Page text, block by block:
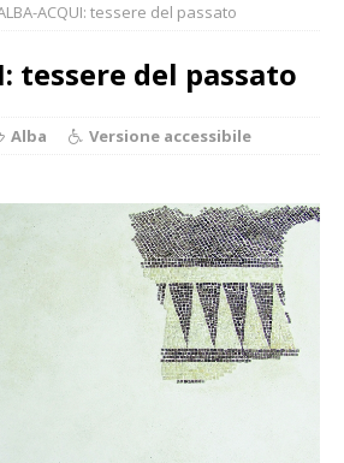
ACQUI: tessere del passato
tessere del passato
Alba Versione accessibile